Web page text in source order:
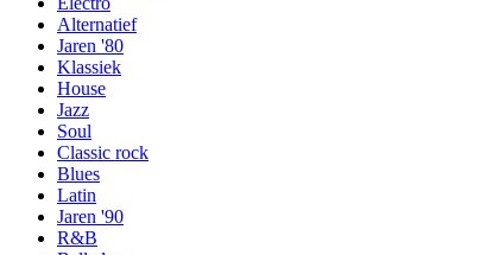
Alternatief
Jaren '80
Klassiek
House
Jazz
Soul
Classic rock
Blues
Latin
Jaren '90
R&B